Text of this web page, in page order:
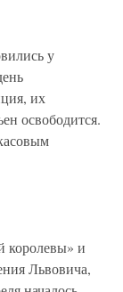
у
их
освободится.
королевы» и
Львовича,